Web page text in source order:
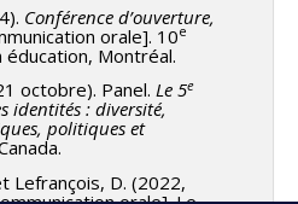
Conférence d’ouverture,
orale]. 10e
Montréal.
octobre). Panel. Le 5e
identités : diversité,
politiques et
Lefrançois, D. (2022,